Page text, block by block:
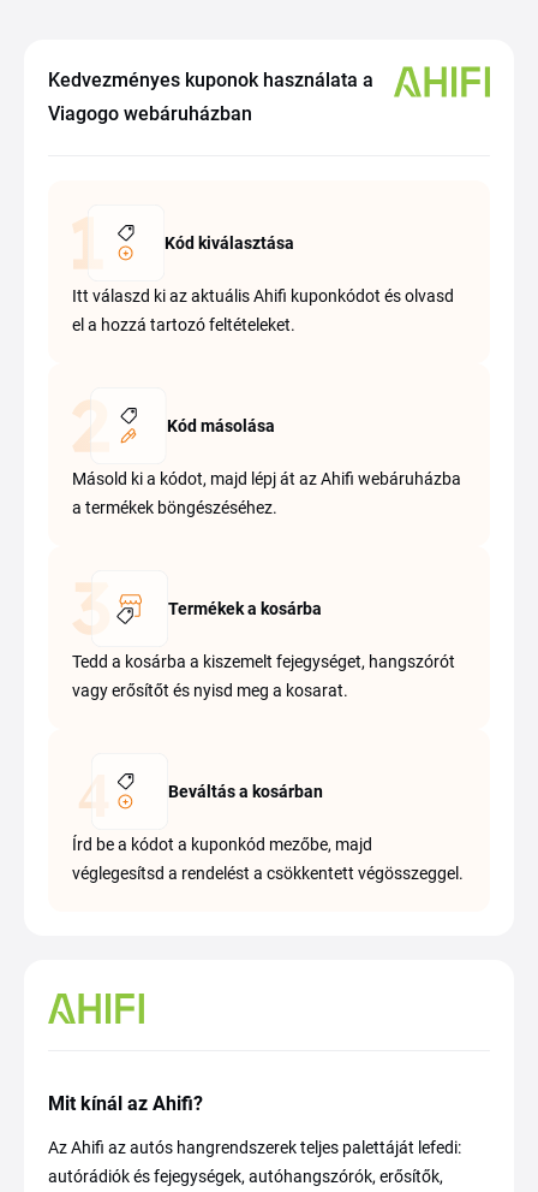
Kedvezményes kuponok használata a
Viagogo webáruházban
Kód kiválasztása
Itt válaszd ki az aktuális Ahifi kuponkódot és olvasd
el a hozzá tartozó feltételeket.
Kód másolása
Másold ki a kódot, majd lépj át az Ahifi webáruházba
a termékek böngészéséhez.
Termékek a kosárba
Tedd a kosárba a kiszemelt fejegységet, hangszórót
vagy erősítőt és nyisd meg a kosarat.
Beváltás a kosárban
Írd be a kódot a kuponkód mezőbe, majd
véglegesítsd a rendelést a csökkentett végösszeggel.
Mit kínál az Ahifi?
Az Ahifi az autós hangrendszerek teljes palettáját lefedi:
autórádiók és fejegységek, autóhangszórók, erősítők,